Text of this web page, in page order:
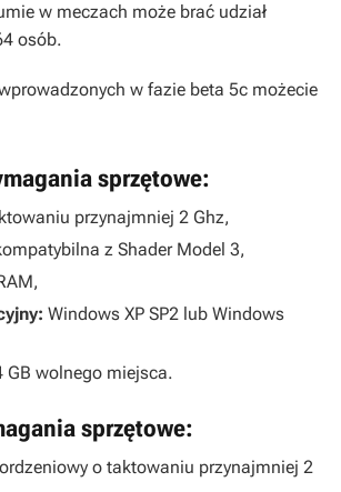
w meczach może brać udział
osób.
w fazie beta 5c możecie
sprzętowe:
przynajmniej 2 Ghz,
z Shader Model 3,
Windows XP SP2 lub Windows
GB wolnego miejsca.
sprzętowe:
o taktowaniu przynajmniej 2